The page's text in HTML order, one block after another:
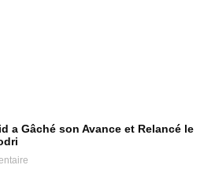
a Gâché son Avance et Relancé le